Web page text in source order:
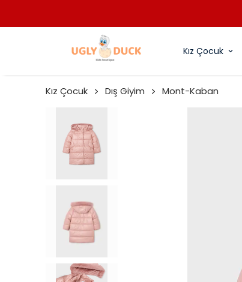
Kız Çocuk
Kız Çocuk Dış Giyim Mont-Kaban